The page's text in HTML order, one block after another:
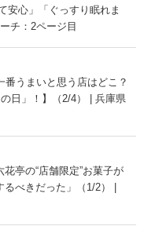
安心」「ぐっすり眠れま
チ：2ページ目
うまいと思う店はどこ？
日」！】（2/4） | 兵庫県
亭の“店舗限定”お菓子が
べきだった」（1/2） |